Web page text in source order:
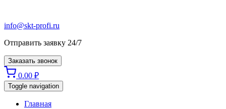
info@skt-profi.ru
Отправить заявку 24/7
Заказать звонок
0.00 ₽
Toggle navigation
Главная